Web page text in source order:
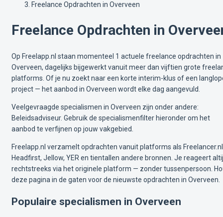
Freelance Opdrachten in Overveen
Freelance Opdrachten in
Op Freelapp.nl staan momenteel 1 actuele freelance opdrachten in
Overveen, dagelijks bijgewerkt vanuit meer dan vijftien grote
platforms. Of je nu zoekt naar een korte interim-klus of een
project — het aanbod in Overveen wordt elke dag aangevuld.
Veelgevraagde specialismen in Overveen zijn onder andere:
Beleidsadviseur. Gebruik de specialismenfilter hieronder om het
aanbod te verfijnen op jouw vakgebied.
Freelapp.nl verzamelt opdrachten vanuit platforms als
Headfirst, Jellow, YER en tientallen andere bronnen. Je reageert
rechtstreeks via het originele platform — zonder tussenpersoon.
deze pagina in de gaten voor de nieuwste opdrachten in Overveen.
Populaire specialismen in Overveen